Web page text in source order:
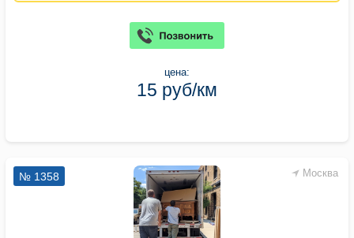
цена:
15 руб/км
Москва
№ 1358